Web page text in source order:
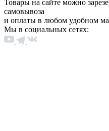
Товары на сайте можно
самовывоза
и оплаты в любом удобном
Мы в социальных сетях: